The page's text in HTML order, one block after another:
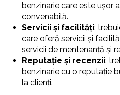
benzinarie care este ușor
convenabilă.
Servicii și facilități:
care oferă servicii și
servicii de mentenanță și
Reputație și recenzii:
benzinarie cu o reputație
la clienți.